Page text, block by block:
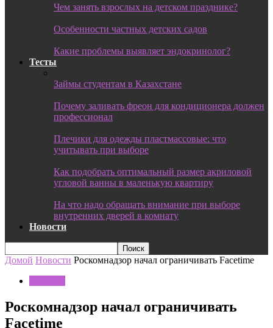
Чем занять взрослых на детском празднике?
Особенности частных детских садов
Какие проблемы выявляет эндокринолог?
Тесты
Займы студентам в Казахстане
Почему заливать фреон для кондиционера должен
профессионал
Плечики для одежды пластмассовые: что
учитывать при выборе
Как подобрать оптимальный размер акриловой
угловой ванны в маленькую квартиру
На что надо обращать внимание при выборе
внутренних дверей в комнату
Новости
Домой Новости Роскомнадзор начал ограничивать Facetime
Роскомнадзор начал ограничивать
Facetime